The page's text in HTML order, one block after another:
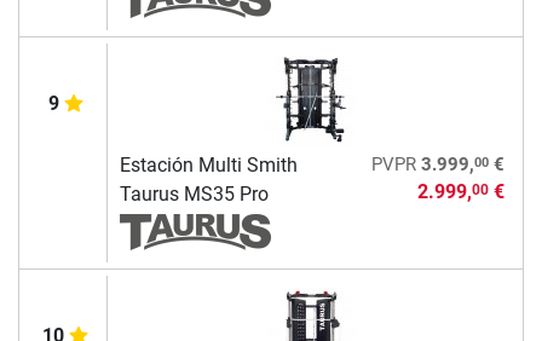
9
Estación Multi Smith
Taurus MS35 Pro
PVPR 3.999,00€
2.999,00€
10